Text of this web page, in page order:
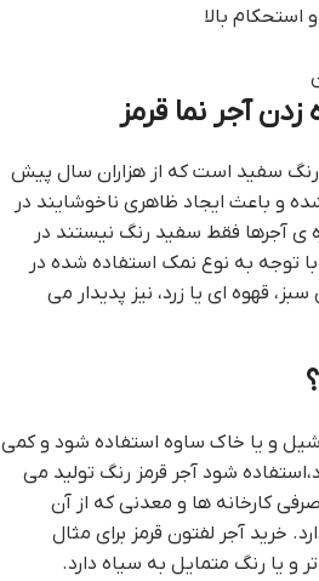
استحکام بالا
آجر نما قرمز
رنگ سفید است که از هزاران سال پیش
و باعث ایجاد ظاهری ناخوشایند در
آجرها فقط سفید رنگ نیستند در
با توجه به نوع نمک استفاده شده در
قهوه ای یا زرد، نیز پدیدار می
شیل و یا خاک ساوه استفاده شود و کمی
شود آجر قرمز رنگ تولید می
کارخانه ها و معدنی که از آن
خرید آجر لفتون قرمز برای مثال
یا رنگ متمایل به سیاه دارد.